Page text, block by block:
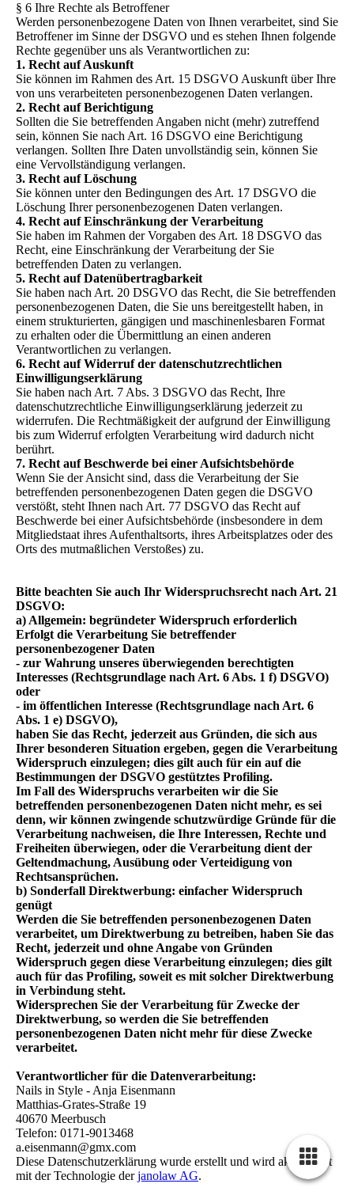
§ 6 Ihre Rechte als Betroffener
Werden personenbezogene Daten von Ihnen verarbeitet, sind Sie
Betroffener im Sinne der DSGVO und es stehen Ihnen folgende
Rechte gegenüber uns als Verantwortlichen zu:
1. Recht auf Auskunft
Sie können im Rahmen des Art. 15 DSGVO Auskunft über Ihre
von uns verarbeiteten personenbezogenen Daten verlangen.
2. Recht auf Berichtigung
Sollten die Sie betreffenden Angaben nicht (mehr) zutreffend
sein, können Sie nach Art. 16 DSGVO eine Berichtigung
verlangen. Sollten Ihre Daten unvollständig sein, können Sie
eine Vervollständigung verlangen.
3. Recht auf Löschung
Sie können unter den Bedingungen des Art. 17 DSGVO die
Löschung Ihrer personenbezogenen Daten verlangen.
4. Recht auf Einschränkung der Verarbeitung
Sie haben im Rahmen der Vorgaben des Art. 18 DSGVO das
Recht, eine Einschränkung der Verarbeitung der Sie
betreffenden Daten zu verlangen.
5. Recht auf Datenübertragbarkeit
Sie haben nach Art. 20 DSGVO das Recht, die Sie betreffenden
personenbezogenen Daten, die Sie uns bereitgestellt haben, in
einem strukturierten, gängigen und maschinenlesbaren Format
zu erhalten oder die Übermittlung an einen anderen
Verantwortlichen zu verlangen.
6. Recht auf Widerruf der datenschutzrechtlichen
Einwilligungserklärung
Sie haben nach Art. 7 Abs. 3 DSGVO das Recht, Ihre
datenschutzrechtliche Einwilligungserklärung jederzeit zu
widerrufen. Die Rechtmäßigkeit der aufgrund der Einwilligung
bis zum Widerruf erfolgten Verarbeitung wird dadurch nicht
berührt.
7. Recht auf Beschwerde bei einer Aufsichtsbehörde
Wenn Sie der Ansicht sind, dass die Verarbeitung der Sie
betreffenden personenbezogenen Daten gegen die DSGVO
verstößt, steht Ihnen nach Art. 77 DSGVO das Recht auf
Beschwerde bei einer Aufsichtsbehörde (insbesondere in dem
Mitgliedstaat ihres Aufenthaltsorts, ihres Arbeitsplatzes oder des
Orts des mutmaßlichen Verstoßes) zu.
Bitte beachten Sie auch Ihr Widerspruchsrecht nach Art. 21
DSGVO:
a) Allgemein: begründeter Widerspruch erforderlich
Erfolgt die Verarbeitung Sie betreffender
personenbezogener Daten
- zur Wahrung unseres überwiegenden berechtigten
Interesses (Rechtsgrundlage nach Art. 6 Abs. 1 f) DSGVO)
oder
- im öffentlichen Interesse (Rechtsgrundlage nach Art. 6
Abs. 1 e) DSGVO),
haben Sie das Recht, jederzeit aus Gründen, die sich aus
Ihrer besonderen Situation ergeben, gegen die Verarbeitung
Widerspruch einzulegen; dies gilt auch für ein auf die
Bestimmungen der DSGVO gestütztes Profiling.
Im Fall des Widerspruchs verarbeiten wir die Sie
betreffenden personenbezogenen Daten nicht mehr, es sei
denn, wir können zwingende schutzwürdige Gründe für die
Verarbeitung nachweisen, die Ihre Interessen, Rechte und
Freiheiten überwiegen, oder die Verarbeitung dient der
Geltendmachung, Ausübung oder Verteidigung von
Rechtsansprüchen.
b) Sonderfall Direktwerbung: einfacher Widerspruch
genügt
Werden die Sie betreffenden personenbezogenen Daten
verarbeitet, um Direktwerbung zu betreiben, haben Sie das
Recht, jederzeit und ohne Angabe von Gründen
Widerspruch gegen diese Verarbeitung einzulegen; dies gilt
auch für das Profiling, soweit es mit solcher Direktwerbung
in Verbindung steht.
Widersprechen Sie der Verarbeitung für Zwecke der
Direktwerbung, so werden die Sie betreffenden
personenbezogenen Daten nicht mehr für diese Zwecke
verarbeitet.
Verantwortlicher für die Datenverarbeitung:
Nails in Style - Anja Eisenmann
Matthias-Grates-Straße 19
40670 Meerbusch
Telefon: 0171-9013468
a.eisenmann@gmx.com
Diese Datenschutzerklärung wurde erstellt und wird aktualisiert
mit der Technologie derjanolaw AG.